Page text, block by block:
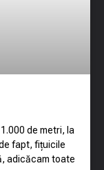
de metri, la
fapt, fițuicile
adicăcam toate